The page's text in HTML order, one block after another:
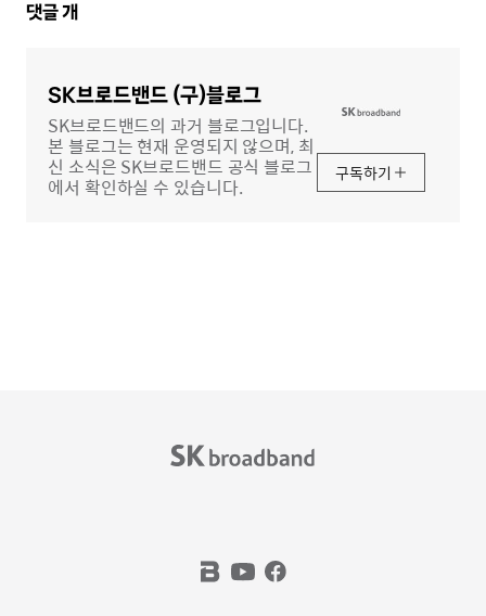
댓
댓글개
SK브로드밴드 (구)블로그
SK브로드밴드의 과거 블로그입니다.
본 블로그는 현재 운영되지 않으며, 최
신 소식은 SK브로드밴드 공식 블로그
에서 확인하실 수 있습니다.
구독하기